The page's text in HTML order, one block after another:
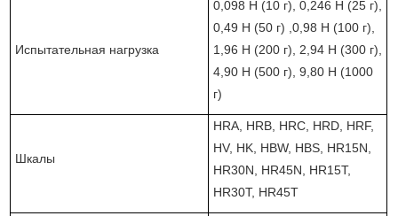
Испытательная нагрузка
0,098 Н (10 г), 0,246 Н (25 г),
0,49 Н (50 г) ,0,98 Н (100 г),
1,96 Н (200 г), 2,94 Н (300 г),
4,90 Н (500 г), 9,80 Н (1000
г)
Шкалы
HRA, HRB, HRC, HRD, HRF,
HV, HK, HBW, HBS, HR15N,
HR30N, HR45N, HR15T,
HR30T, HR45T